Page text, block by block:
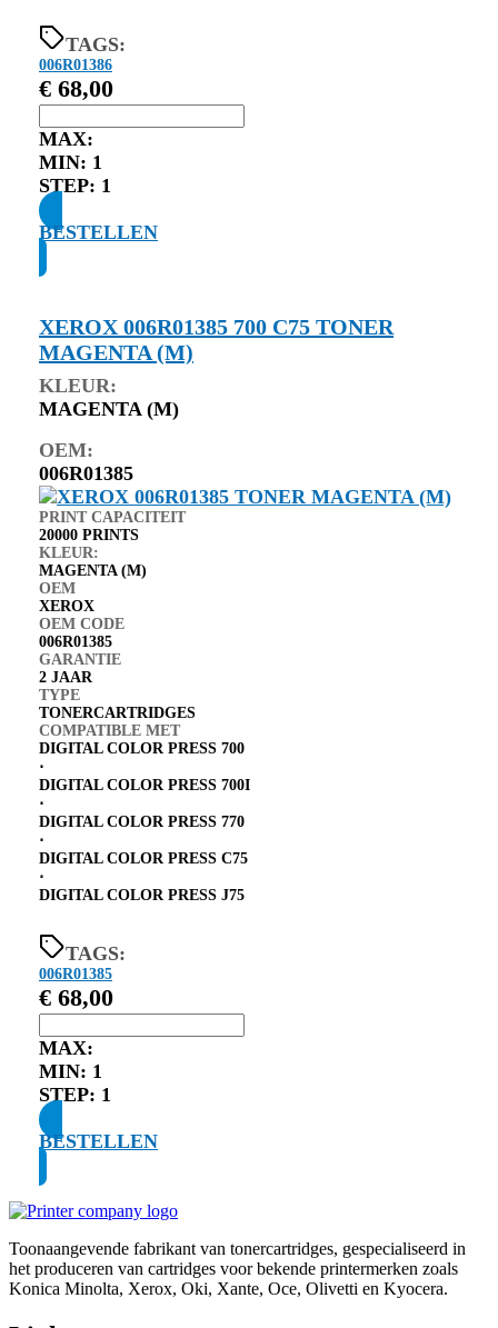
TAGS:
006R01386
€ 68,00
MAX:
MIN: 1
STEP: 1
BESTELLEN
XEROX 006R01385 700 C75 TONER
MAGENTA (M)
KLEUR:
MAGENTA (M)
OEM:
006R01385
PRINT CAPACITEIT
20000 PRINTS
KLEUR:
MAGENTA (M)
OEM
XEROX
OEM CODE
006R01385
GARANTIE
2 JAAR
TYPE
TONERCARTRIDGES
COMPATIBLE MET
DIGITAL COLOR PRESS 700
⋅
DIGITAL COLOR PRESS 700I
⋅
DIGITAL COLOR PRESS 770
⋅
DIGITAL COLOR PRESS C75
⋅
DIGITAL COLOR PRESS J75
TAGS:
006R01385
€ 68,00
MAX:
MIN: 1
STEP: 1
BESTELLEN
Toonaangevende fabrikant van tonercartridges, gespecialiseerd in
het produceren van cartridges voor bekende printermerken zoals
Konica Minolta, Xerox, Oki, Xante, Oce, Olivetti en Kyocera.